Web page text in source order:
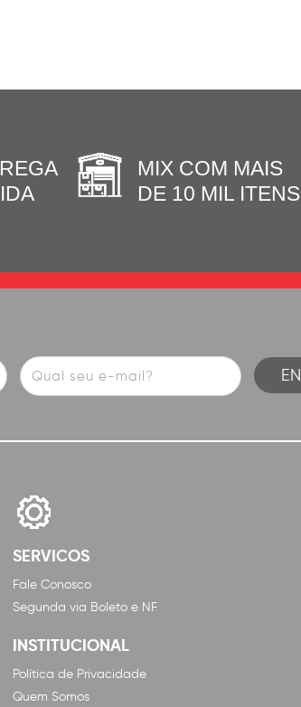
MIX COM MAIS
DE 10 MIL ITENS
SERVICOS
Fale Conosco
Segunda via Boleto e NF
INSTITUCIONAL
Política de Privacidade
Quem Somos